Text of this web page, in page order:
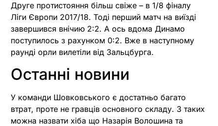
Друге протистояння більш свіже – в 1/8 фіналу
Ліги Європи 2017/18. Тоді перший матч на виїзді
завершився внічию 2:2. А ось вдома Динамо
поступилось з рахунком 0:2. Вже в наступному
раунді орли вилетіли від Зальцбурга.
Останні новини
У команди Шовковського є достатньо багато
втрат, проте не гравців основного складу. З таких
можна назвати хіба що Назарія Волошина та